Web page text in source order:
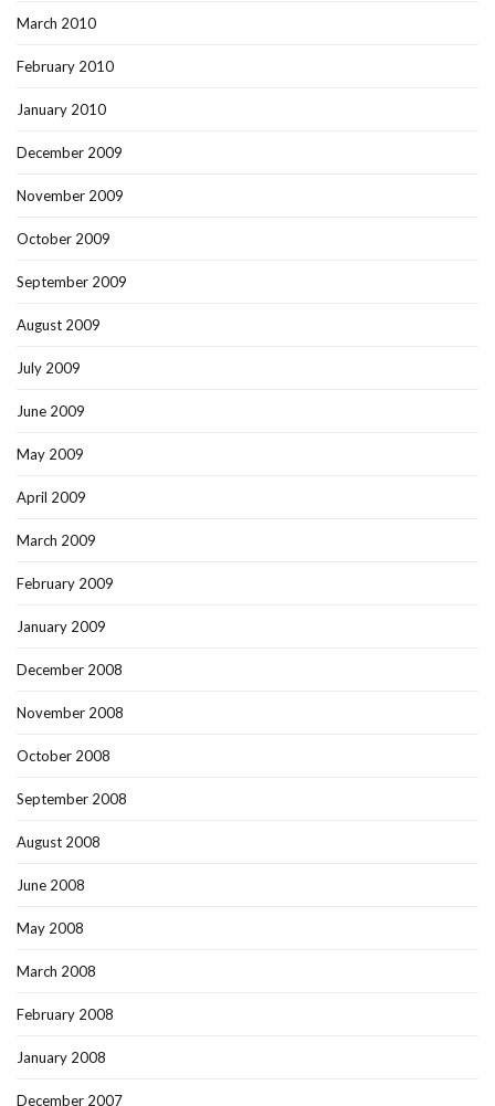
March 2010
February 2010
January 2010
December 2009
November 2009
October 2009
September 2009
August 2009
July 2009
June 2009
May 2009
April 2009
March 2009
February 2009
January 2009
December 2008
November 2008
October 2008
September 2008
August 2008
June 2008
May 2008
March 2008
February 2008
January 2008
December 2007